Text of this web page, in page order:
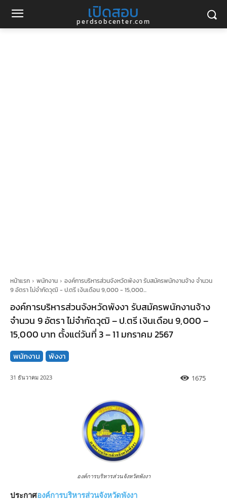
เปิดสอบ
perdsobcenter.com
หน้าแรก พนักงาน
องค์การบริหารส่วนจังหวัดพังงา รับสมัครพนักงานจ้าง จำนวน
9 อัตรา ไม่จำกัดวุฒิ - ป.ตรี เงินเดือน 9,000 - 15,000...
องค์การบริหารส่วนจังหวัดพังงา รับสมัครพนักงานจ้าง
จำนวน 9 อัตรา ไม่จำกัดวุฒิ – ป.ตรี เงินเดือน 9,000 –
15,000 บาท ตั้งแต่วันที่ 3 – 11 มกราคม 2567
พนักงาน พังงา
31 ธันวาคม 2023 1675
องค์การบริหารส่วนจังหวัดพังงา
ประกาศองค์การบริหารส่วนจังหวัดพังงา